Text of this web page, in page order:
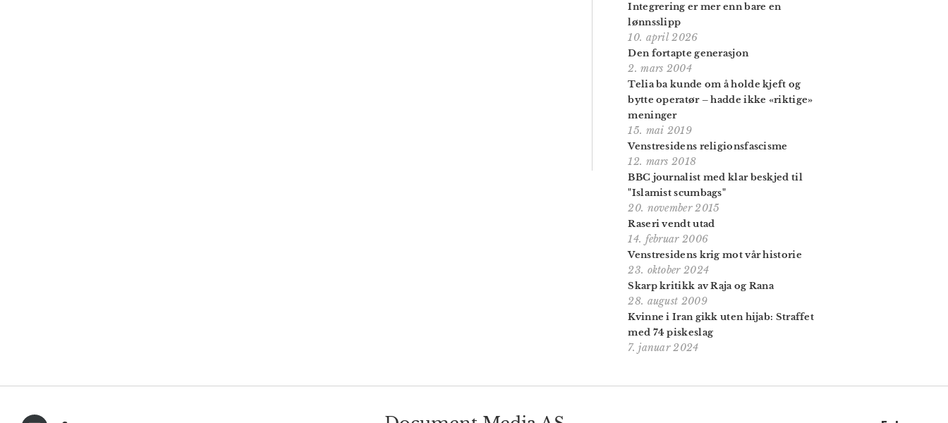
Integrering er mer enn bare en
lønnsslipp
10. april 2026
Den fortapte generasjon
2. mars 2004
Telia ba kunde om å holde kjeft og
bytte operatør – hadde ikke «riktige»
meninger
15. mai 2019
Venstresidens religionsfascisme
12. mars 2018
BBC journalist med klar beskjed til
"Islamist scumbags"
20. november 2015
Raseri vendt utad
14. februar 2006
Venstresidens krig mot vår historie
23. oktober 2024
Skarp kritikk av Raja og Rana
28. august 2009
Kvinne i Iran gikk uten hijab: Straffet
med 74 piskeslag
7. januar 2024